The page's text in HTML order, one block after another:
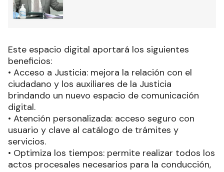
Este espacio digital aportará los siguientes
beneficios:
• Acceso a Justicia: mejora la relación con el
ciudadano y los auxiliares de la Justicia
brindando un nuevo espacio de comunicación
digital.
• Atención personalizada: acceso seguro con
usuario y clave al catálogo de trámites y
servicios.
• Optimiza los tiempos: permite realizar todos los
actos procesales necesarios para la conducción,